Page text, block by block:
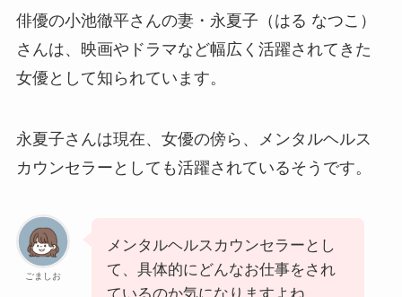
俳優の小池徹平さんの妻・永夏子（はる なつこ）
さんは、映画やドラマなど幅広く活躍されてきた
女優として知られています。
永夏子さんは現在、女優の傍ら、メンタルヘルス
カウンセラーとしても活躍されているそうです。
ごましお
メンタルヘルスカウンセラーとし
て、具体的にどんなお仕事をされ
ているのか気になりますよね。